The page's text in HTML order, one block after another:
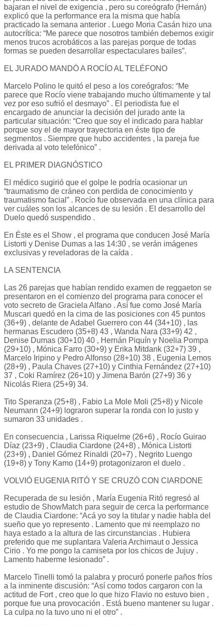
bajaran el nivel de exigencia , pero su coreógrafo (Hernán)
explicó que la performance era la misma que había
practicado la semana anterior . Luego Moria Casán hizo una
autocrítica: “Me parece que nosotros también debemos exigir
menos trucos acrobáticos a las parejas porque de todas
formas se pueden desarrollar espectaculares bailes”.
EL JURADO MANDÓ A ROCÍO AL TELÉFONO
Marcelo Polino le quitó el peso a los coreógrafos: “Me
parece que Rocío viene trabajando mucho últimamente y tal
vez por eso sufrió el desmayo” . El periodista fue el
encargado de anunciar la decisión del jurado ante la
particular situación: “Creo que soy el indicado para hablar
porque soy el de mayor trayectoria en éste tipo de
segmentos . Siempre que hubo accidentes , la pareja fue
derivada al voto telefónico” .
EL PRIMER DIAGNÓSTICO
El médico sugirió que el golpe le podría ocasionar un
“traumatismo de cráneo con perdida de conocimiento y
traumatismo facial” . Rocío fue observada en una clínica para
ver cuáles son los alcances de su lesión . El desarrollo del
Duelo quedó suspendido .
En Éste es el Show , el programa que conducen José María
Listorti y Denise Dumas a las 14:30 , se verán imágenes
exclusivas y reveladoras de la caída .
LA SENTENCIA
Las 26 parejas que habían rendido examen de reggaeton se
presentaron en el comienzo del programa para conocer el
voto secreto de Graciela Alfano . Así fue como José María
Muscari quedó en la cima de las posiciones con 45 puntos
(36+9) , delante de Adabel Guerrero con 44 (34+10) , las
hermanas Escudero (35+8) 43 , Wanda Nara (33+9) 42 ,
Denise Dumas (30+10) 40 , Hernán Piquín y Noelia Pompa
(29+10) , Mónica Farro (30+9) y Erika Mitdank (32+7) 39 ,
Marcelo Iripino y Pedro Alfonso (28+10) 38 , Eugenia Lemos
(28+9) , Paula Chaves (27+10) y Cinthia Fernández (27+10)
37 , Coki Ramírez (26+10) y Jimena Barón (27+9) 36 y
Nicolás Riera (25+9) 34.
Tito Speranza (25+8) , Fabio La Mole Moli (25+8) y Nicole
Neumann (24+9) lograron superar la ronda con lo justo y
sumaron 33 unidades .
En consecuencia , Larissa Riquelme (26+6) , Rocío Guirao
Díaz (23+9) , Claudia Ciardone (24+8) , Mónica Listorti
(23+9) , Daniel Gómez Rinaldi (20+7) , Negrito Luengo
(19+8) y Tony Kamo (14+9) protagonizaron el duelo .
VOLVIÓ EUGENIA RITÓ Y SE CRUZÓ CON CIARDONE
Recuperada de su lesión , María Eugenia Ritó regresó al
estudio de ShowMatch para seguir de cerca la performance
de Claudia Ciardone: “Acá yo soy la titular y nadie habla del
sueño que yo represento . Lamento que mi reemplazo no
haya estado a la altura de las circunstancias . Hubiera
preferido que me suplantara Valeria Archimaut o Jessica
Cirio . Yo me pongo la camiseta por los chicos de Jujuy .
Lamento haberme lesionado” .
Marcelo Tinelli tomó la palabra y procuró ponerle paños fríos
a la inminente discusión: “Así como todos cargaron con la
actitud de Fort , creo que lo que hizo Flavio no estuvo bien ,
porque fue una provocación . Está bueno mantener su lugar .
La culpa no la tuvo uno ni el otro” .